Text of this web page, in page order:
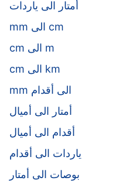
أمتار الى ياردات
mm الى cm
cm الى m
cm الى km
mm الى أقدام
أمتار الى أميال
أقدام الى أميال
ياردات الى أقدام
بوصات الى أمتار